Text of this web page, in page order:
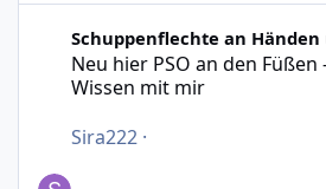
Schuppenflechte an Händen
Neu hier PSO an den
Wissen mit mir
Sira222 ·